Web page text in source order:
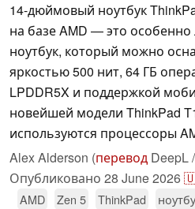
14-дюймовый ноутбук
на базе AMD — это
ноутбук, который можно
яркостью 500 нит, 64 ГБ
LPDDR5X и поддержкой
новейшей модели ThinkPad
используются процессоры
Alex Alderson (перевод DeepL
Опубликовано 28 June 2026
AMD Zen 5 ThinkPad